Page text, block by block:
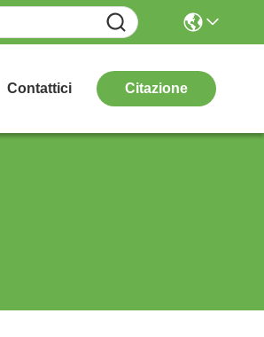
Contattici Citazione